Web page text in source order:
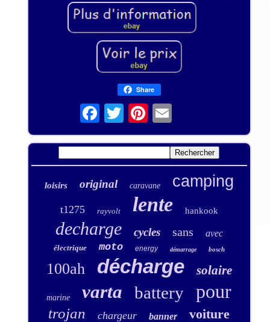
Share
loisirs original caravane camping
t1275 rayvolt lente hankook
decharge cycles sans avec
électrique moto energy démarrage bosch
100ah décharge solaire
marine varta battery pour
trojan chargeur banner voiture